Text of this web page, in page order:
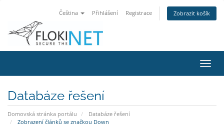
Čeština Přihlášení Registrace Zobrazit košík
Databáze řešení
Domovská stránka portálu
Databáze řešení
Zobrazení článků se značkou Down